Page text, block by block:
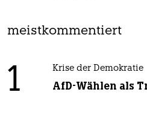
meistkommentiert
1 Krise der Demokratie
AfD-Wählen als